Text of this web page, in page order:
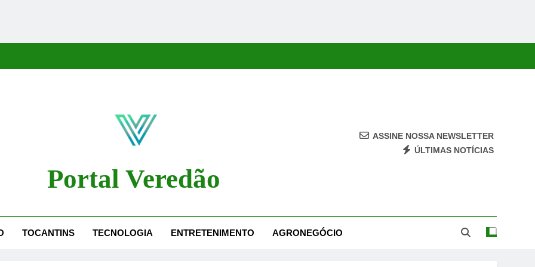
Portal Veredão
ASSINE NOSSA NEWSLETTER
ÚLTIMAS NOTÍCIAS
TOCANTINS TECNOLOGIA ENTRETENIMENTO AGRONEGÓCIO